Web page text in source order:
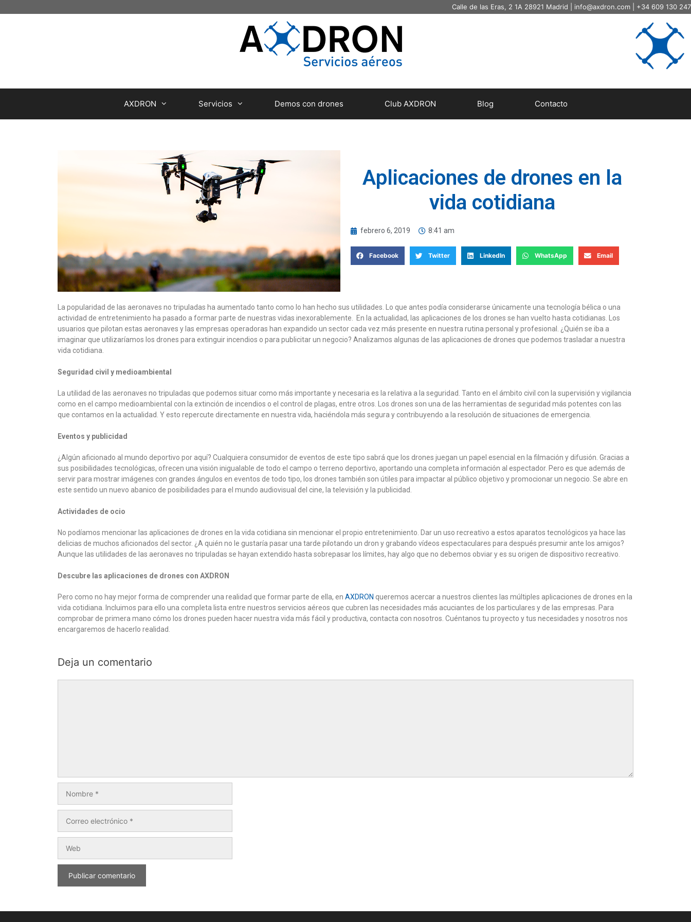
Calle de las Eras, 2 1A 28921 Madrid | info@axdron.com | +34 609 130 247
AXDRON Servicios Demos con drones Club AXDRON Blog Contacto
Aplicaciones de drones en la
vida cotidiana
febrero 6, 2019 8:41 am
Facebook Twitter LinkedIn WhatsApp Email
La popularidad de las aeronaves no tripuladas ha aumentado tanto como lo han hecho sus utilidades. Lo que antes podía considerarse únicamente una tecnología bélica o una
actividad de entretenimiento ha pasado a formar parte de nuestras vidas inexorablemente. En la actualidad, las aplicaciones de los drones se han vuelto hasta cotidianas. Los
usuarios que pilotan estas aeronaves y las empresas operadoras han expandido un sector cada vez más presente en nuestra rutina personal y profesional. ¿Quién se iba a
imaginar que utilizaríamos los drones para extinguir incendios o para publicitar un negocio? Analizamos algunas de las aplicaciones de drones que podemos trasladar a nuestra
vida cotidiana.
Seguridad civil y medioambiental
La utilidad de las aeronaves no tripuladas que podemos situar como más importante y necesaria es la relativa a la seguridad. Tanto en el ámbito civil con la supervisión y vigilancia
como en el campo medioambiental con la extinción de incendios o el control de plagas, entre otros. Los drones son una de las herramientas de seguridad más potentes con las
que contamos en la actualidad. Y esto repercute directamente en nuestra vida, haciéndola más segura y contribuyendo a la resolución de situaciones de emergencia.
Eventos y publicidad
¿Algún aficionado al mundo deportivo por aquí? Cualquiera consumidor de eventos de este tipo sabrá que los drones juegan un papel esencial en la filmación y difusión. Gracias a
sus posibilidades tecnológicas, ofrecen una visión inigualable de todo el campo o terreno deportivo, aportando una completa información al espectador. Pero es que además de
servir para mostrar imágenes con grandes ángulos en eventos de todo tipo, los drones también son útiles para impactar al público objetivo y promocionar un negocio. Se abre en
este sentido un nuevo abanico de posibilidades para el mundo audiovisual del cine, la televisión y la publicidad.
Actividades de ocio
No podíamos mencionar las aplicaciones de drones en la vida cotidiana sin mencionar el propio entretenimiento. Dar un uso recreativo a estos aparatos tecnológicos ya hace las
delicias de muchos aficionados del sector. ¿A quién no le gustaría pasar una tarde pilotando un dron y grabando vídeos espectaculares para después presumir ante los amigos?
Aunque las utilidades de las aeronaves no tripuladas se hayan extendido hasta sobrepasar los límites, hay algo que no debemos obviar y es su origen de dispositivo recreativo.
Descubre las aplicaciones de drones con AXDRON
Pero como no hay mejor forma de comprender una realidad que formar parte de ella, en AXDRON queremos acercar a nuestros clientes las múltiples aplicaciones de drones en la
vida cotidiana. Incluimos para ello una completa lista entre nuestros servicios aéreos que cubren las necesidades más acuciantes de los particulares y de las empresas. Para
comprobar de primera mano cómo los drones pueden hacer nuestra vida más fácil y productiva, contacta con nosotros. Cuéntanos tu proyecto y tus necesidades y nosotros nos
encargaremos de hacerlo realidad.
Deja un comentario